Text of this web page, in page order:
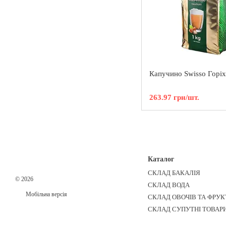
Капучино Swisso
263.97 грн/шт.
© 2026
Мобільна версія
Каталог
СКЛАД БАКАЛІЯ
СКЛАД ВОДА
СКЛАД ОВОЧІВ ТА
СКЛАД СУПУТНІ